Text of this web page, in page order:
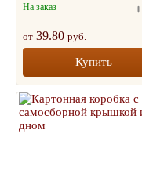
На заказ
от 39.80 руб.
Купить